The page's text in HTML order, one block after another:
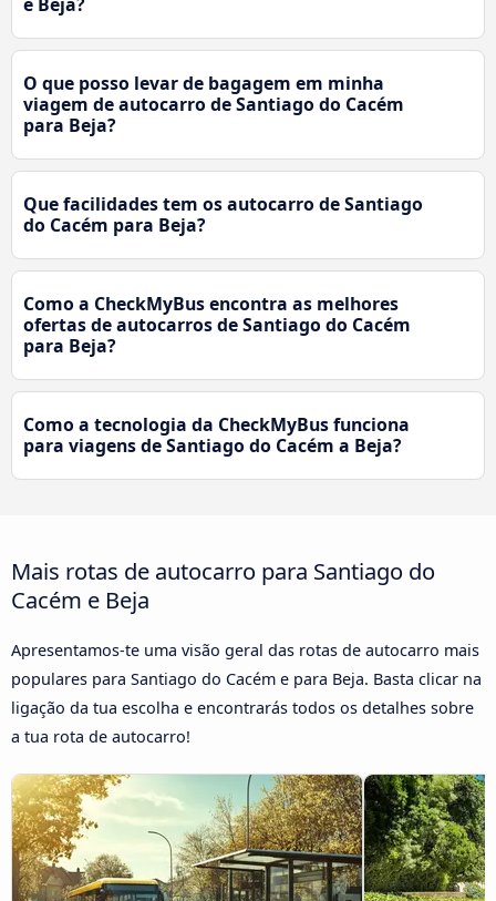
O que posso levar de bagagem em minha
viagem de autocarro de Santiago do Cacém
para Beja?
Que facilidades tem os autocarro de Santiago
do Cacém para Beja?
Como a CheckMyBus encontra as melhores
ofertas de autocarros de Santiago do Cacém
para Beja?
Como a tecnologia da CheckMyBus funciona
para viagens de Santiago do Cacém a Beja?
Mais rotas de autocarro para Santiago do
Cacém e Beja
Apresentamos-te uma visão geral das rotas de autocarro mais
populares para Santiago do Cacém e para Beja. Basta clicar na
ligação da tua escolha e encontrarás todos os detalhes sobre
a tua rota de autocarro!